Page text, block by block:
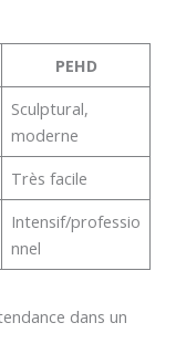
PEHD
Sculptural,
moderne
Très facile
Intensif/professio
nnel
dans un